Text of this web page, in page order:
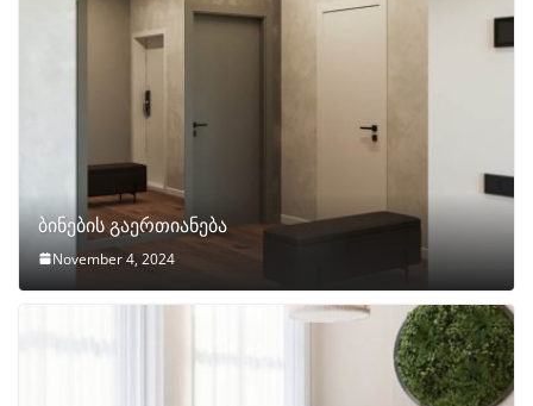
ბინების გაერთიანება
November 4, 2024